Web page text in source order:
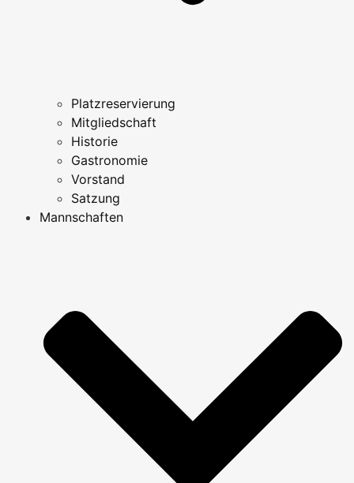
Platzreservierung
Mitgliedschaft
Historie
Gastronomie
Vorstand
Satzung
Mannschaften